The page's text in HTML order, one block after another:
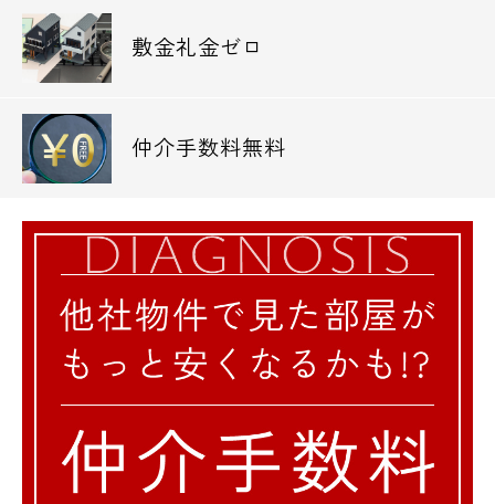
敷金礼金ゼロ
仲介手数料無料